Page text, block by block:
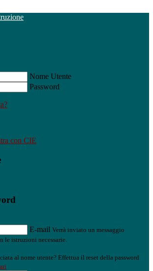
Nome Utente
Password
con CIE
E-mail Verrà inviato un messaggio
istruzioni necessarie.
al nome utente? Effettua il reset della password